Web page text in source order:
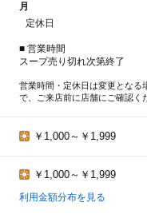
月
定休日
■ 営業時間
スープ売り切れ次第終了
営業時間・定休日は変更となる
で、ご来店前に店舗にご確認く
￥1,000～￥1,999
￥1,000～￥1,999
利用金額分布を見る